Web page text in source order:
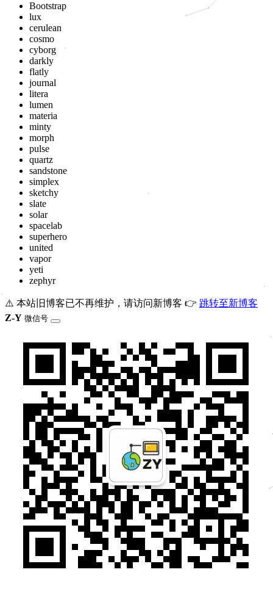
Bootstrap
lux
cerulean
cosmo
cyborg
darkly
flatly
journal
litera
lumen
materia
minty
morph
pulse
quartz
sandstone
simplex
sketchy
slate
solar
spacelab
superhero
united
vapor
yeti
zephyr
⚠️ 本站旧博客已不再维护，请访问新博客 👉 跳转至新博客
Z-Y 微信号